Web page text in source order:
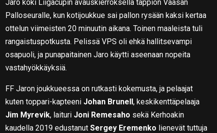
Jaro koki Liigacupin avauskierroksella tappion Vaasan
Palloseuralle, kun kotijoukkue sai pallon rysään kaksi kertaa
ottelun viimeisten 20 minuutin aikana. Toinen maaleista tuli
rangaistuspotkusta. Pelissä VPS oli ehkä hallitsevampi
osapuoli, ja punapaitainen Jaro käytti aseenaan nopeita
vastahyökkäyksiä.
FF Jaron joukkueessa on rutkasti kokemusta, ja pelaajat
kuten toppari-kapteeni Johan Brunell, keskikenttäpelaaja
Jim Myrevik, laituri Joni Remesaho sekä Kerhoakin
kaudella 2019 edustanutSergey Eremenko lienevät tuttuja